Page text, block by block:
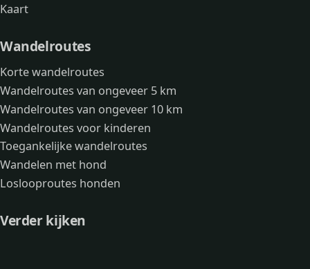
Kaart
Wandelroutes
Korte wandelroutes
Wandelroutes van ongeveer 5 km
Wandelroutes van ongeveer 10 km
Wandelroutes voor kinderen
Toegankelijke wandelroutes
Wandelen met hond
Loslooproutes honden
Verder kijken